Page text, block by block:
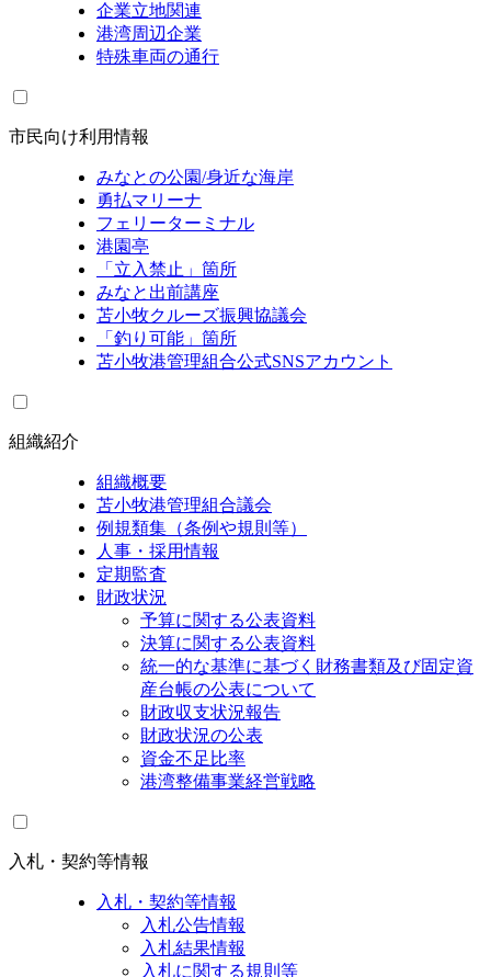
企業立地関連
港湾周辺企業
特殊車両の通行
市民向け利用情報
みなとの公園/身近な海岸
勇払マリーナ
フェリーターミナル
港園亭
「立入禁止」箇所
みなと出前講座
苫小牧クルーズ振興協議会
「釣り可能」箇所
苫小牧港管理組合公式SNSアカウント
組織紹介
組織概要
苫小牧港管理組合議会
例規類集（条例や規則等）
人事・採用情報
定期監査
財政状況
予算に関する公表資料
決算に関する公表資料
統一的な基準に基づく財務書類及び固定資
産台帳の公表について
財政収支状況報告
財政状況の公表
資金不足比率
港湾整備事業経営戦略
入札・契約等情報
入札・契約等情報
入札公告情報
入札結果情報
入札に関する規則等